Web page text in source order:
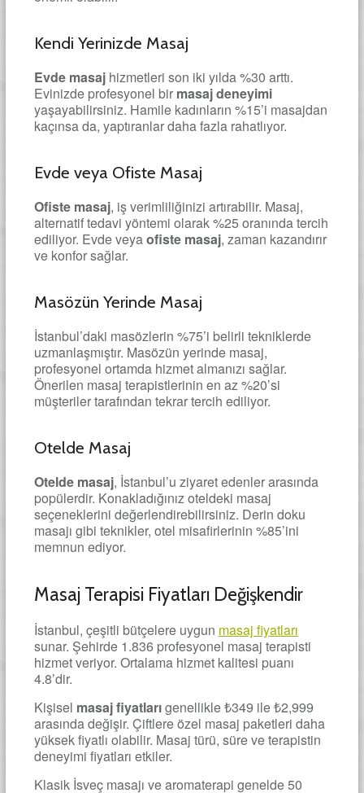
Kendi Yerinizde Masaj
Evde masajhizmetleri son iki yılda %30 arttı.
Evinizde profesyonel bir masaj deneyimi
yaşayabilirsiniz. Hamile kadınların %15’i masajdan
kaçınsa da, yaptıranlar daha fazla rahatlıyor.
Evde veya Ofiste Masaj
Ofiste masaj, iş verimliliğinizi artırabilir. Masaj,
alternatif tedavi yöntemi olarak %25 oranında tercih
ediliyor. Evde veyaofiste masaj, zaman kazandırır
ve konfor sağlar.
Masözün Yerinde Masaj
İstanbul’daki masözlerin %75’i belirli tekniklerde
uzmanlaşmıştır. Masözün yerinde masaj,
profesyonel ortamda hizmet almanızı sağlar.
Önerilen masaj terapistlerinin en az %20’si
müşteriler tarafından tekrar tercih ediliyor.
Otelde Masaj
Otelde masaj, İstanbul’u ziyaret edenler arasında
popülerdir. Konakladığınız oteldeki masaj
seçeneklerini değerlendirebilirsiniz. Derin doku
masajı gibi teknikler, otel misafirlerinin %85’ini
memnun ediyor.
Masaj Terapisi Fiyatları Değişkendir
İstanbul, çeşitli bütçelere uygun masaj fiyatları
sunar. Şehirde 1.836 profesyonel masaj terapisti
hizmet veriyor. Ortalama hizmet kalitesi puanı
4.8’dir.
Kişisel masaj fiyatlarıgenellikle ₺349 ile ₺2,999
arasında değişir. Çiftlere özel masaj paketleri daha
yüksek fiyatlı olabilir. Masaj türü, süre ve terapistin
deneyimi fiyatları etkiler.
Klasik İsveç masajı ve aromaterapi genelde 50